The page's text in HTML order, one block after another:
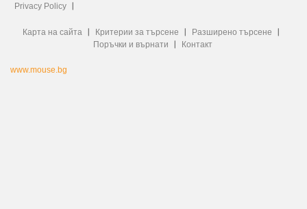
Privacy Policy
Карта на сайта Критерии за търсене
Разширено търсене
Поръчки и върнати
Контакт
www.mouse.bg